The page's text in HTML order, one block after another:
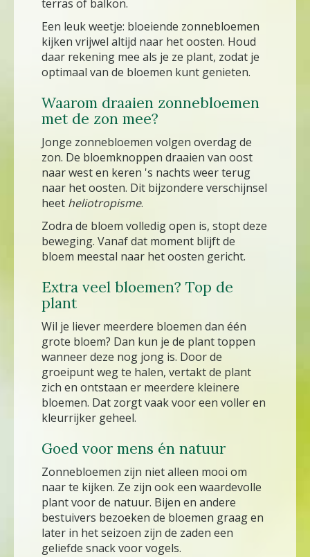
terras of balkon.
Een leuk weetje: bloeiende zonnebloemen
kijken vrijwel altijd naar het oosten. Houd
daar rekening mee als je ze plant, zodat je
optimaal van de bloemen kunt genieten.
Waarom draaien zonnebloemen
met de zon mee?
Jonge zonnebloemen volgen overdag de
zon. De bloemknoppen draaien van oost
naar west en keren 's nachts weer terug
naar het oosten. Dit bijzondere verschijnsel
heet heliotropisme.
Zodra de bloem volledig open is, stopt deze
beweging. Vanaf dat moment blijft de
bloem meestal naar het oosten gericht.
Extra veel bloemen? Top de
plant
Wil je liever meerdere bloemen dan één
grote bloem? Dan kun je de plant toppen
wanneer deze nog jong is. Door de
groeipunt weg te halen, vertakt de plant
zich en ontstaan er meerdere kleinere
bloemen. Dat zorgt vaak voor een voller en
kleurrijker geheel.
Goed voor mens én natuur
Zonnebloemen zijn niet alleen mooi om
naar te kijken. Ze zijn ook een waardevolle
plant voor de natuur. Bijen en andere
bestuivers bezoeken de bloemen graag en
later in het seizoen zijn de zaden een
geliefde snack voor vogels.